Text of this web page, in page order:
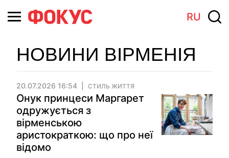
RU
НОВИНИ ВІРМЕНІЯ
20.07.2026 16:54 СТИЛЬ ЖИТТЯ
Онук принцеси Маргарет
одружується з
вірменською
аристократкою: що про неї
відомо